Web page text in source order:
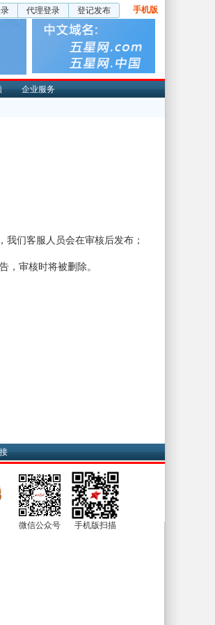
代理登录 登记发布 手机版
企业服务
我们客服人员会在审核后发布；
，审核时将被删除。
微信公众号 手机版扫描